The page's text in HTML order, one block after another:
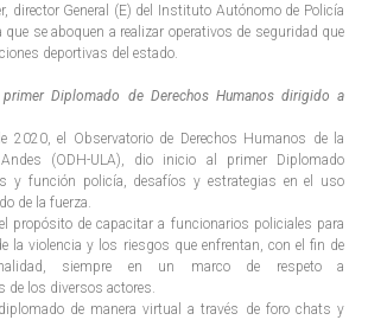
director General (E) del Instituto Autónomo de Policía
que se aboquen a realizar operativos de seguridad que
deportivas del estado.
primer Diplomado de Derechos Humanos dirigido a
2020, el Observatorio de Derechos Humanos de la
(ODH-ULA), dio inicio al primer Diplomado
y función policía, desafíos y estrategias en el uso
de la fuerza.
propósito de capacitar a funcionarios policiales para
la violencia y los riesgos que enfrentan, con el fin de
siempre en un marco de respeto a
de los diversos actores.
de manera virtual a través de foro chats y